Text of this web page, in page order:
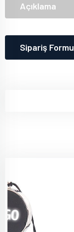
Açıklama
Sipariş Formu